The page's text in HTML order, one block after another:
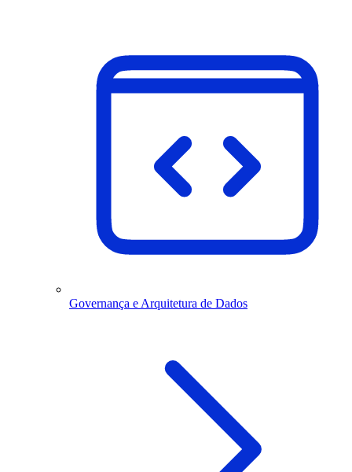
Governança e Arquitetura de Dados